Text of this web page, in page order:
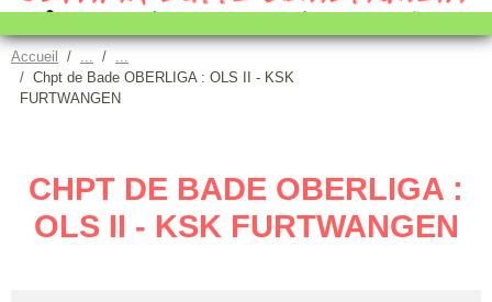
Accueil
Chpt de Bade OBERLIGA : OLS II - KSK
FURTWANGEN
CHPT DE BADE OBERLIGA :
OLS II - KSK FURTWANGEN